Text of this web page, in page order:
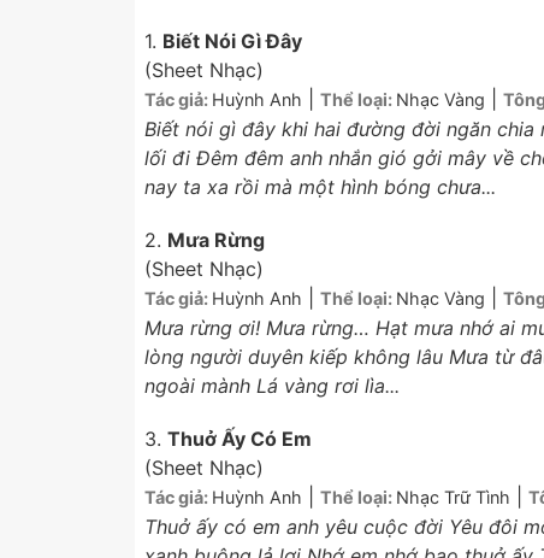
1. Biết Nói Gì Đây
(Sheet Nhạc)
Tác giả: Huỳnh Anh Thể loại: Nhạc Vàng
Biết nói gì đây khi hai đường đời ngăn
lối đi Đêm đêm anh nhắn gió gởi mây về
nay ta xa rồi mà một hình bóng chưa...
2. Mưa Rừng
(Sheet Nhạc)
Tác giả: Huỳnh Anh Thể loại: Nhạc Vàng
Mưa rừng ơi! Mưa rừng… Hạt mưa nhớ ai
lòng người duyên kiếp không lâu Mưa từ
ngoài mành Lá vàng rơi lìa...
3. Thuở Ấy Có Em
(Sheet Nhạc)
Tác giả: Huỳnh Anh Thể loại: Nhạc Trữ Tình
Thuở ấy có em anh yêu cuộc đời Yêu đôi